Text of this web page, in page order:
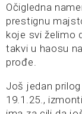
Očigledna
prestignu
koje svi želimo
takvi u haosu
prođe.
Još jedan
19.1.25.,